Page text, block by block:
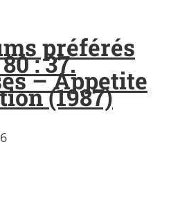
préférés
: 37.
– Appetite
(1987)